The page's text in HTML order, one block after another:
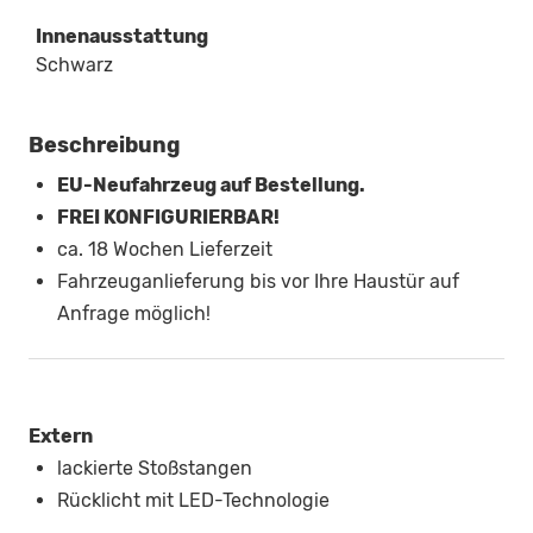
Innenausstattung
Schwarz
Beschreibung
EU-Neufahrzeug auf Bestellung.
FREI KONFIGURIERBAR!
ca. 18 Wochen Lieferzeit
Fahrzeuganlieferung bis vor Ihre Haustür auf
Anfrage möglich!
Extern
lackierte Stoßstangen
Rücklicht mit LED-Technologie